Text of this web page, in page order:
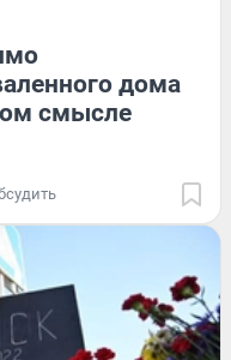
дома
смысле